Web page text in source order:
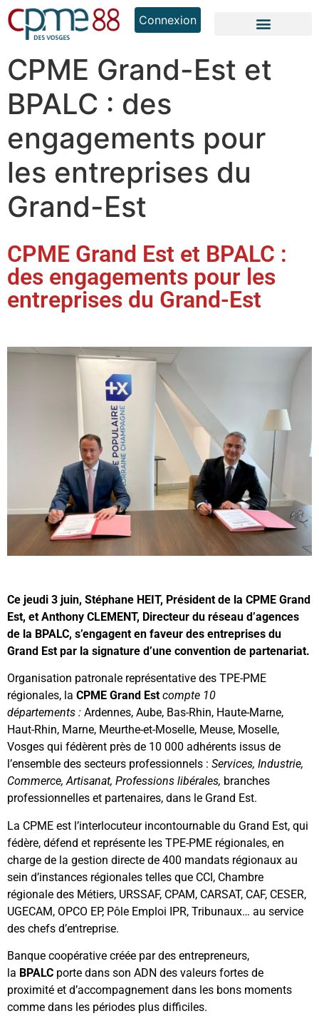
Connexion
CPME Grand-Est et
BPALC : des
engagements pour
les entreprises du
Grand-Est
CPME Grand Est et BPALC :
des engagements pour les
entreprises du Grand-Est
Ce jeudi 3 juin, Stéphane HEIT, Président de la CPME Grand
Est, et Anthony CLEMENT, Directeur du réseau d’agences
de la BPALC, s’engagent en faveur des entreprises du
Grand Est par la signature d’une convention de partenariat.
Organisation patronale représentative des TPE-PME
régionales, la CPME Grand Est compte 10
départements : Ardennes, Aube, Bas-Rhin, Haute-Marne,
Haut-Rhin, Marne, Meurthe-et-Moselle, Meuse, Moselle,
Vosges qui fédèrent près de 10 000 adhérents issus de
l’ensemble des secteurs professionnels : Services, Industrie,
Commerce, Artisanat, Professions libérales, branches
professionnelles et partenaires, dans le Grand Est.
La CPME est l’interlocuteur incontournable du Grand Est, qui
fédère, défend et représente les TPE-PME régionales, en
charge de la gestion directe de 400 mandats régionaux au
sein d’instances régionales telles que CCI, Chambre
régionale des Métiers, URSSAF, CPAM, CARSAT, CAF, CESER,
UGECAM, OPCO EP, Pôle Emploi IPR, Tribunaux… au service
des chefs d’entreprise.
Banque coopérative créée par des entrepreneurs,
la BPALC porte dans son ADN des valeurs fortes de
proximité et d’accompagnement dans les bons moments
comme dans les périodes plus difficiles.